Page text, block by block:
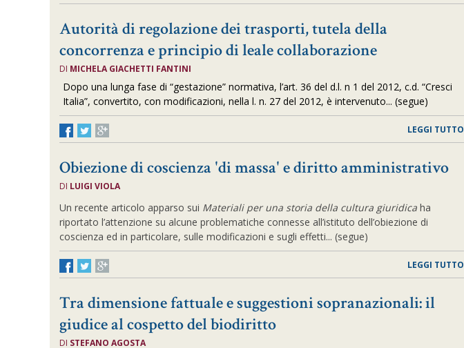
Autorità di regolazione dei trasporti, tutela della
concorrenza e principio di leale collaborazione
DI MICHELA GIACHETTI FANTINI
Dopo una lunga fase di “gestazione” normativa, l’art. 36 del d.l. n 1 del 2012, c.d. “Cresci
Italia”, convertito, con modificazioni, nella l. n. 27 del 2012, è intervenuto... (segue)
LEGGI TUTTO
Obiezione di coscienza 'di massa' e diritto amministrativo
DI LUIGI VIOLA
Un recente articolo apparso sui Materiali per una storia della cultura giuridica ha
riportato l’attenzione su alcune problematiche connesse all’istituto dell’obiezione di
coscienza ed in particolare, sulle modificazioni e sugli effetti... (segue)
LEGGI TUTTO
Tra dimensione fattuale e suggestioni sopranazionali: il
giudice al cospetto del biodiritto
DI STEFANO AGOSTA